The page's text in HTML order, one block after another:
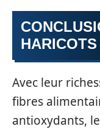
HARICOTS
Avec leur
fibres
antioxydants,